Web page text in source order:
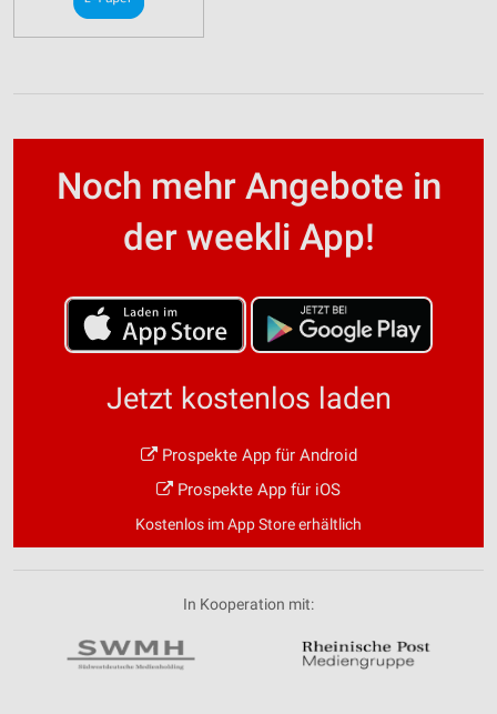
Noch mehr Angebote in
der weekli App!
Jetzt kostenlos laden
Prospekte App für Android
Prospekte App für iOS
Kostenlos im App Store erhältlich
In Kooperation mit: